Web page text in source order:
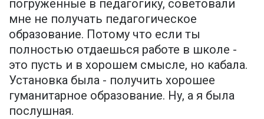
погруженные в педагогику, советовали
мне не получать педагогическое
образование. Потому что если ты
полностью отдаешься работе в школе -
это пусть и в хорошем смысле, но кабала.
Установка была - получить хорошее
гуманитарное образование. Ну, а я была
послушная.